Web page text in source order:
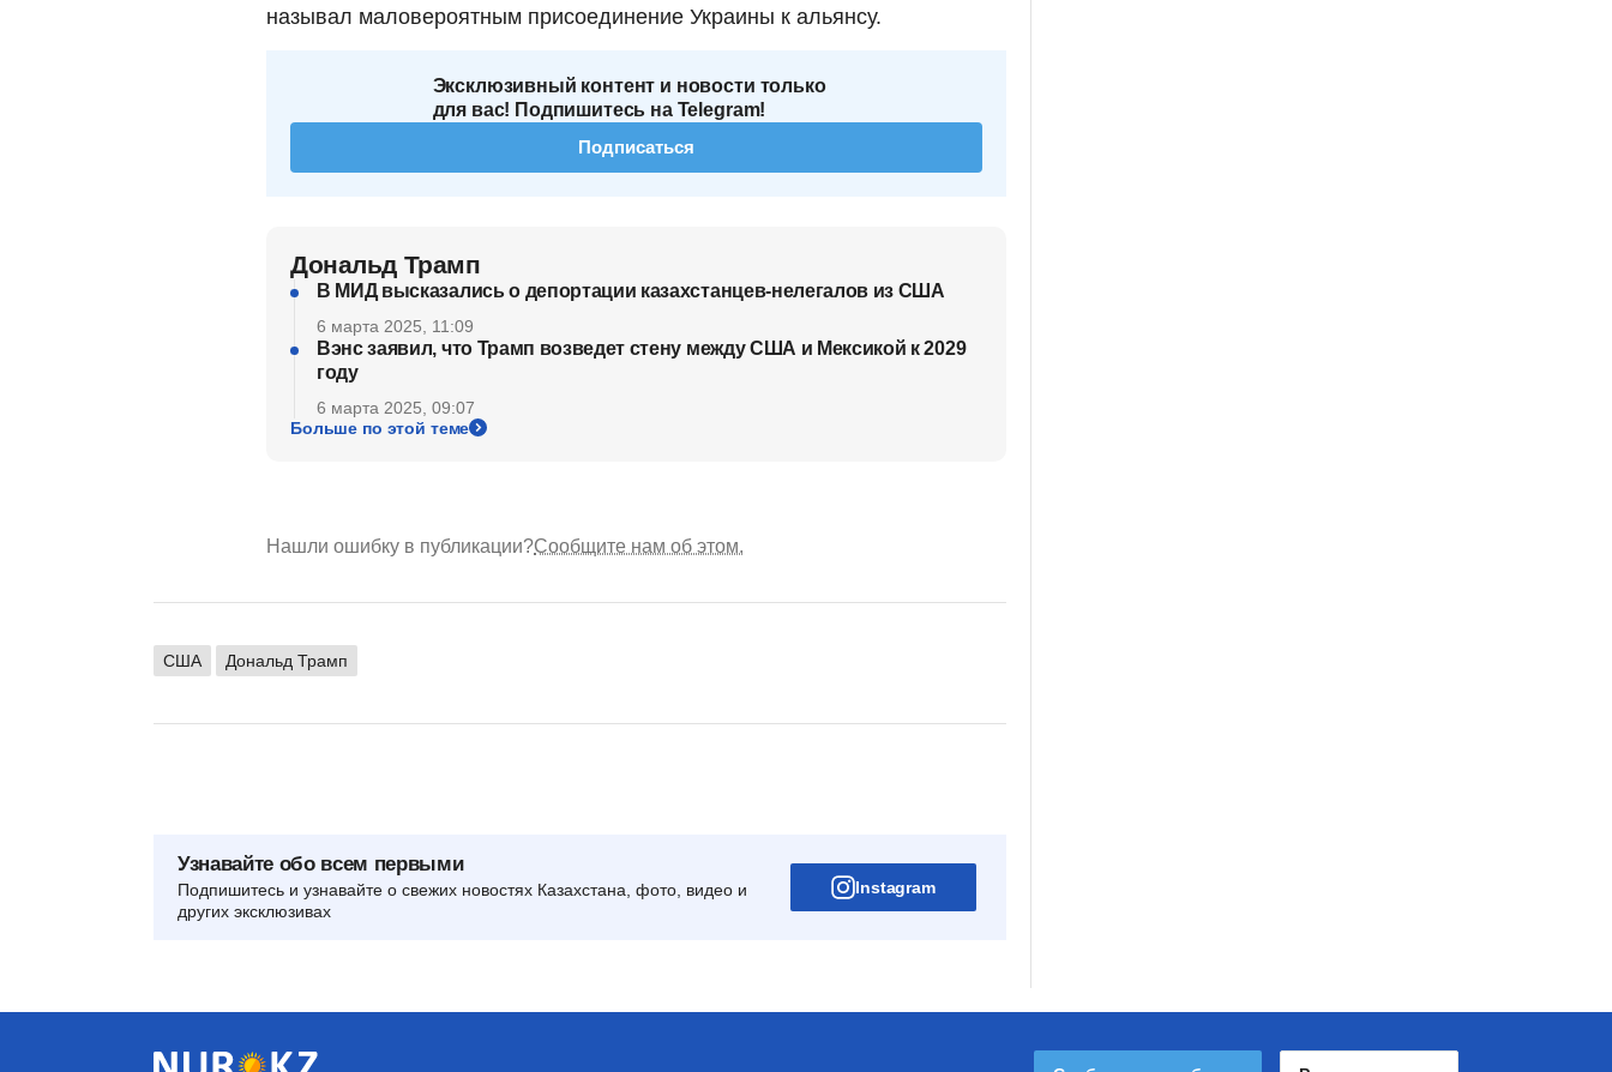
называл маловероятным присоединение Украины к альянсу.
Эксклюзивный контент и новости только
для вас! Подпишитесь на Telegram!
Подписаться
Дональд Трамп
В МИД высказались о депортации казахстанцев-нелегалов из США
6 марта 2025, 11:09
Вэнс заявил, что Трамп возведет стену между США и Мексикой к 2029
году
6 марта 2025, 09:07
Больше по этой теме
Нашли ошибку в публикации?Сообщите нам об этом.
США Дональд Трамп
Узнавайте обо всем первыми
Подпишитесь и узнавайте о свежих новостях Казахстана, фото, видео и
других эксклюзивах
Instagram